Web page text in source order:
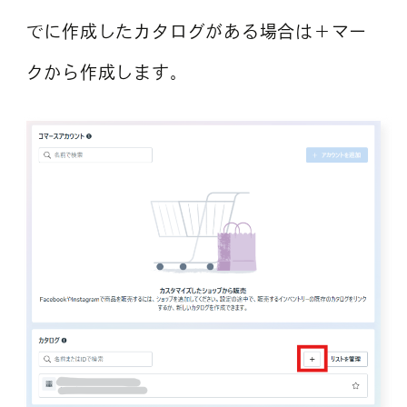
でに作成したカタログがある場合は＋マー
クから作成します。